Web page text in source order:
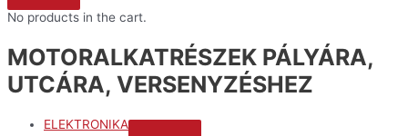
No products in the cart.
MOTORALKATRÉSZEK PÁLYÁRA,
UTCÁRA, VERSENYZÉSHEZ
ELEKTRONIKA